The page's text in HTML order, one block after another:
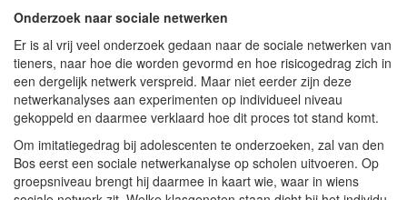
Onderzoek naar sociale netwerken
Er is al vrij veel onderzoek gedaan naar de sociale netwerken van
tieners, naar hoe die worden gevormd en hoe risicogedrag zich in
een dergelijk netwerk verspreid. Maar niet eerder zijn deze
netwerkanalyses aan experimenten op individueel niveau
gekoppeld en daarmee verklaard hoe dit proces tot stand komt.
Om imitatiegedrag bij adolescenten te onderzoeken, zal van den
Bos eerst een sociale netwerkanalyse op scholen uitvoeren. Op
groepsniveau brengt hij daarmee in kaart wie, waar in wiens